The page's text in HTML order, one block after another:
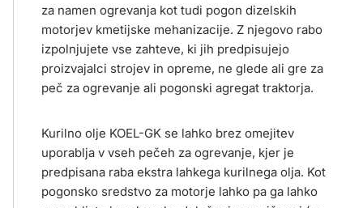
za namen ogrevanja kot tudi pogon dizelskih
motorjev kmetijske mehanizacije. Z njegovo rabo
izpolnjujete vse zahteve, ki jih predpisujejo
proizvajalci strojev in opreme, ne glede ali gre za
peč za ogrevanje ali pogonski agregat traktorja.
Kurilno olje KOEL-GK se lahko brez omejitev
uporablja v vseh pečeh za ogrevanje, kjer je
predpisana raba ekstra lahkega kurilnega olja. Kot
pogonsko sredstvo za motorje lahko pa ga lahko